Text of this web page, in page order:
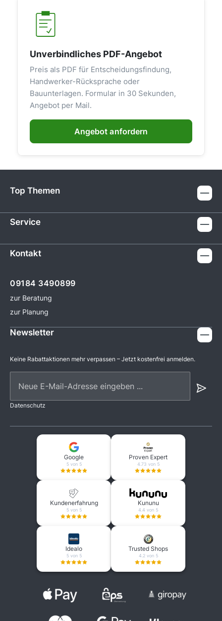
Unverbindliches PDF-Angebot
Preis als PDF für Entscheidungsfindung,
Handwerker-Rücksprache oder
Bauunterlagen. Formular in 30 Sekunden,
Angebot per Mail.
Angebot anfordern
Top Themen
Service
Kontakt
09184 3490899
zur Beratung
zur Planung
Newsletter
Keine Rabattaktionen mehr verpassen – Jetzt kostenfrei anmelden.
Datenschutz
Google
5 von 5
Proven Expert
4.73 von 5
Kundenerfahrung
5 von 5
Kununu
4.4 von 5
Idealo
5 von 5
Trusted Shops
4.2 von 5